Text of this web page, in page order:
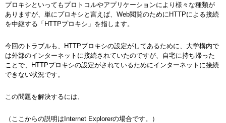
プロキシといってもプロトコルやアプリケーションにより様々な種類が
ありますが、単にプロキシと言えば、Web閲覧のためにHTTPによる接続
を中継する「HTTPプロキシ」を指します。
今回のトラブルも、HTTPプロキシの設定がしてあるために、大学構内で
は外部のインターネットに接続されていたのですが、自宅に持ち帰った
ことで、HTTPプロキシの設定がされているためにインターネットに接続
できない状況です。
この問題を解決するには、
（ここからの説明はInternet Explorerの場合です。）